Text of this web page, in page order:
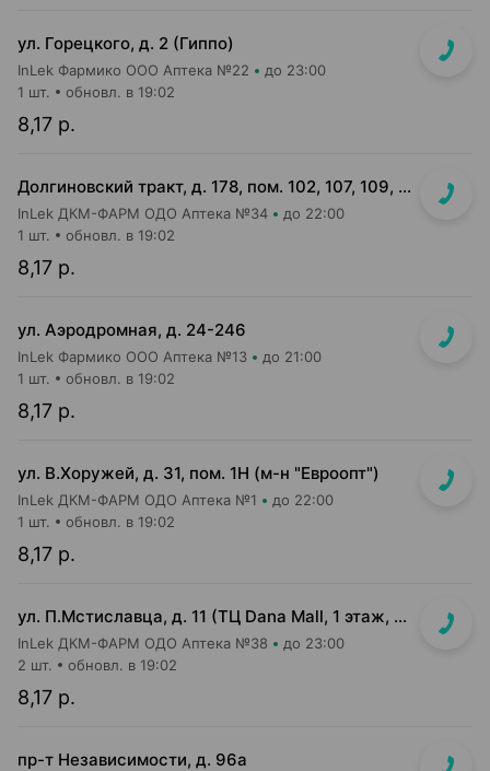
ул. Горецкого, д. 2 (Гиппо)
InLek Фармико ООО Аптека №22 до 23:00
8,17 р.
1 шт. обновл. в 19:02
Долгиновский тракт, д. 178, пом. 102, 107, 109, 112, 114 (ТЦ "ALL")
InLek ДКМ-ФАРМ ОДО Аптека №34 до 22:00
8,17 р.
1 шт. обновл. в 19:02
ул. Аэродромная, д. 24-246
InLek Фармико ООО Аптека №13 до 21:00
8,17 р.
1 шт. обновл. в 19:02
ул. В.Хоружей, д. 31, пом. 1Н (м-н "Евроопт")
InLek ДКМ-ФАРМ ОДО Аптека №1 до 22:00
8,17 р.
1 шт. обновл. в 19:02
ул. П.Мстиславца, д. 11 (ТЦ Dana Mall, 1 этаж, вход напротив инфоцентра м-на Green)
InLek ДКМ-ФАРМ ОДО Аптека №38 до 23:00
8,17 р.
2 шт. обновл. в 19:02
пр-т Независимости, д. 96а